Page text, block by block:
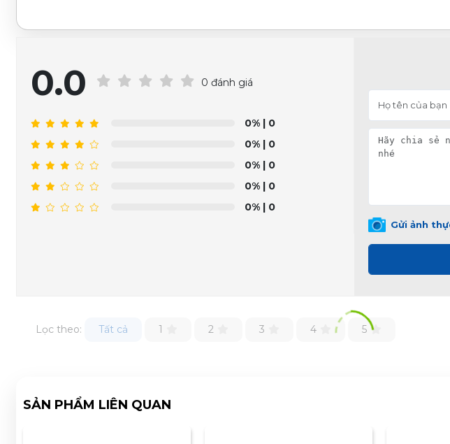
0.0 0 đánh giá
0%| 0
0%| 0
0%| 0
0%| 0
0%| 0
Gửi ảnh
Lọc theo: Tất cả 1 2 3 4 5
SẢN PHẨM LIÊN QUAN